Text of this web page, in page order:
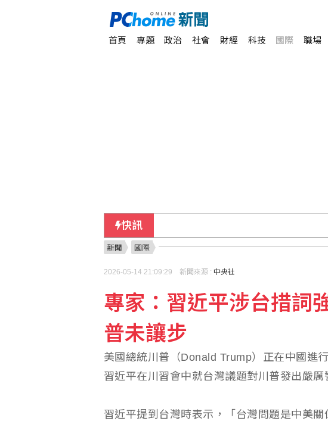
首頁 專題 政治 社會 財經 科技 國際 職場
快訊
熊本地震增至39死 志工陸續進入災區
五角大廈將投資4億美元 助澳洲開發稀
新聞 國際
2026-05-14 21:09:29 新聞來源 : 中央社
專家：習近平涉台措詞
普未讓步
美國總統川普（Donald Trump）正在中國進
習近平在川習會中就台灣議題對川普發出嚴
習近平提到台灣時表示，「台灣問題是中美